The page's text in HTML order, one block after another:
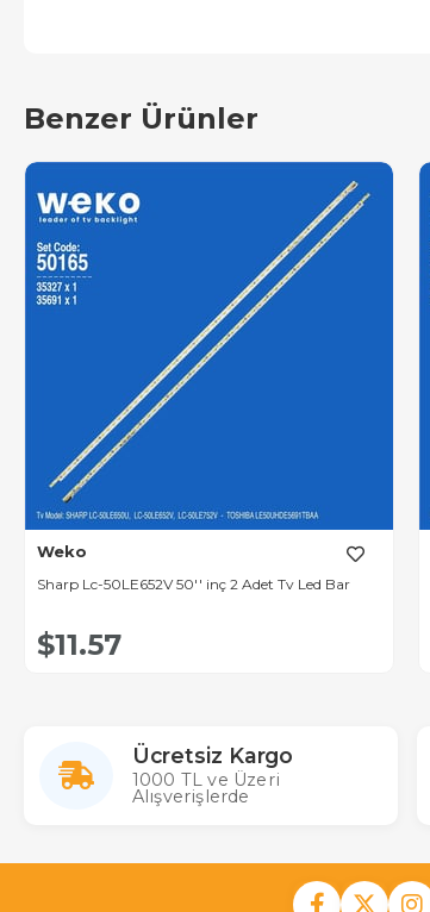
Benzer Ürünler
Weko
Sharp Lc-50LE652V 50'' inç 2 Adet Tv Led Bar
$11.57
Ücretsiz Kargo
1000 TL ve Üzeri
Alışverişlerde